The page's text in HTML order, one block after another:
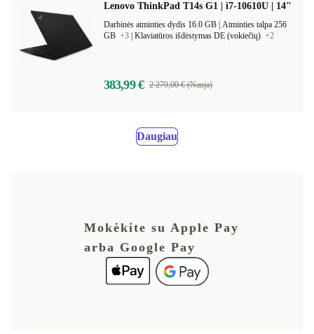
Lenovo ThinkPad T14s G1 | i7-10610U | 14"
Atminties talpa 256
GB +3 Klaviatūros išdėstymas DE (vokiečių) +2
383,99 € 2 279,00 € (Nauja)
Daugiau
Mokėkite su Apple Pay
arba Google Pay